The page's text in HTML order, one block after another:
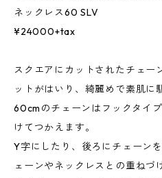
ネックレス60 SLV
¥24000+tax
スクエアにカットされたチェー
ットがはいり、綺麗めで素肌に
60cmのチェーンはフックタイ
けてつかえます。
Y字にしたり、後ろにチェーン
ェーンやネックレスとの重ねづ